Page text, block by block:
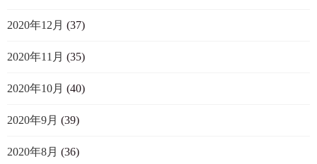
2020年12月 (37)
2020年11月 (35)
2020年10月 (40)
2020年9月 (39)
2020年8月 (36)